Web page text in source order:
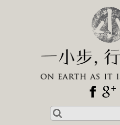
Search
for: